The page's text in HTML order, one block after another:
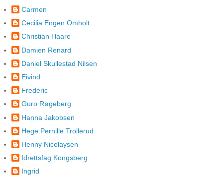
Carmen
Cecilia Engen Omholt
Christian Haare
Damien Renard
Daniel Skullestad Nilsen
Eivind
Frederic
Guro Røgeberg
Hanna Jakobsen
Hege Pernille Trollerud
Henny Nicolaysen
Idrettsfag Kongsberg
Ingrid